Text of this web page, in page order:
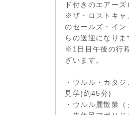
ド付きのエアー
※ザ・ロストキャ
のセールズ・イ
らの送迎になりま
※1日目午後の行
ざいます。
・ウルル・カタ
見学(約45分)
・ウルル麓散策